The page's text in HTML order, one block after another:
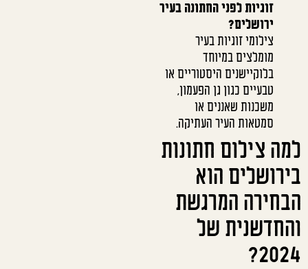
זוגיות לפני החתונה בעיר
ירושלים?
צילומי זוגיות בעיר
מומלצים במיוחד
בלוקיישנים היסטוריים או
טבעיים כגון גן הפעמון,
משכנות שאננים או
סמטאות העיר העתיקה.
למה צילום חתונות
בירושלים הוא
הבחירה המרגשת
והחדשנית של
2024?